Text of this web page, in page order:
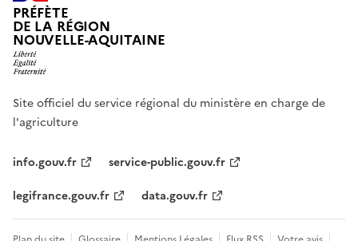
PRÉFÈTE
DE LA RÉGION
NOUVELLE-AQUITAINE
Site officiel du service régional du ministère en charge de
l'agriculture
info.gouv.fr
service-public.gouv.fr
legifrance.gouv.fr
data.gouv.fr